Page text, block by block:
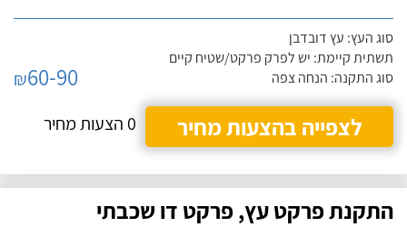
סוג העץ: עץ דובדבן
תשתית קיימת: יש לפרק פרקט/שטיח קיים
סוג התקנה: הנחה צפה
₪60-90
לצפייה בהצעות מחיר
0 הצעות מחיר
התקנת פרקט עץ, פרקט דו שכבתי